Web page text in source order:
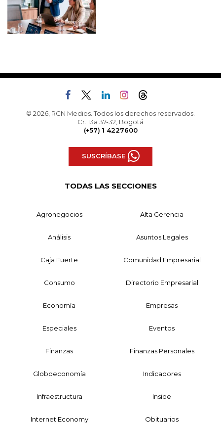
© 2026, RCN Medios. Todos los derechos reservados.
Cr. 13a 37-32, Bogotá
(+57) 1 4227600
SUSCRÍBASE
TODAS LAS SECCIONES
Agronegocios Alta Gerencia
Análisis Asuntos Legales
Caja Fuerte Comunidad Empresarial
Consumo Directorio Empresarial
Economía Empresas
Especiales Eventos
Finanzas Finanzas Personales
Globoeconomía Indicadores
Infraestructura Inside
Internet Economy Obituarios